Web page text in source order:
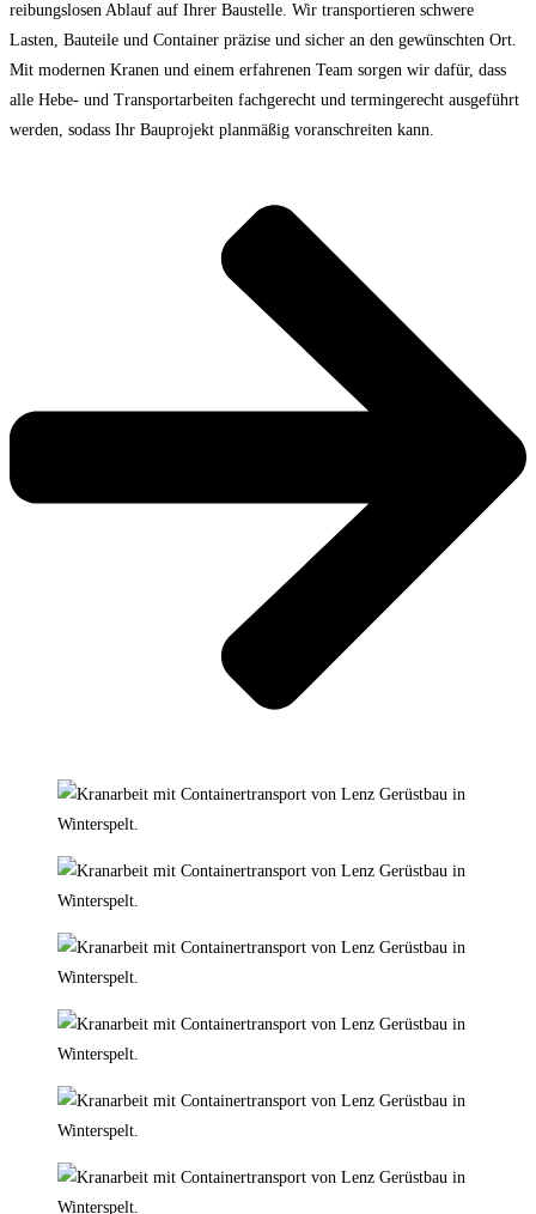
reibungslosen Ablauf auf Ihrer Baustelle. Wir transportieren schwere
Lasten, Bauteile und Container präzise und sicher an den gewünschten Ort.
Mit modernen Kranen und einem erfahrenen Team sorgen wir dafür, dass
alle Hebe- und Transportarbeiten fachgerecht und termingerecht ausgeführt
werden, sodass Ihr Bauprojekt planmäßig voranschreiten kann.